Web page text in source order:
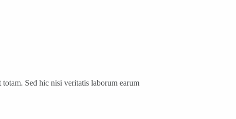
Sed hic nisi veritatis laborum earum